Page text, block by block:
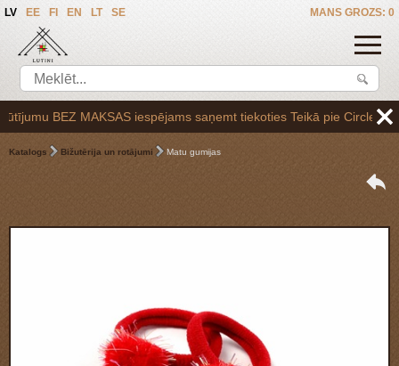
MANS GROZS: 0
LV EE FI EN LT SE
BEZ MAKSAS iespējams saņemt tiekoties Teikā pie Circle K
Katalogs Bižutērija un rotājumi Matu gumijas